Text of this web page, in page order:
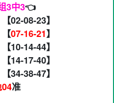
3中3👈
02-08-23】
【07-16-21】
10-14-44】
14-17-40】
34-38-47】
准